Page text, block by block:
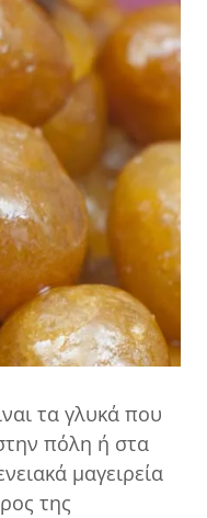
τα γλυκά που
πόλη ή στα
μαγειρεία
της